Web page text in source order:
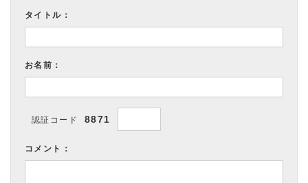
タイトル：
お名前：
認証コード 8871
コメント：